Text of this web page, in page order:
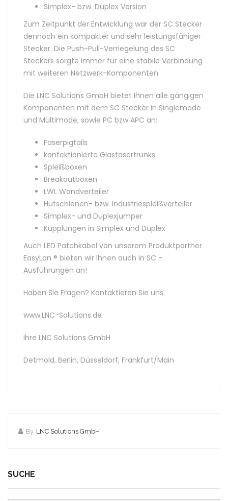
Simplex- bzw. Duplex Version
Zum Zeitpunkt der Entwicklung war der SC Stecker
dennoch ein kompakter und sehr leistungsfähiger
Stecker. Die Push-Pull-Verriegelung des SC
Steckers sorgte immer für eine stabile Verbindung
mit weiteren Netzwerk-Komponenten.
Die LNC Solutions GmbH bietet Ihnen alle gängigen
Komponenten mit dem SC Stecker in Singlemode
und Multimode, sowie PC bzw APC an:
Faserpigtails
konfektionierte Glasfasertrunks
Spleißboxen
Breakoutboxen
LWL Wandverteiler
Hutschienen- bzw. Industriespleißverteiler
Simplex- und Duplexjumper
Kupplungen in Simplex und Duplex
Auch LED Patchkabel von unserem Produktpartner
EasyLan ® bieten wir Ihnen auch in SC –
Ausführungen an!
Haben Sie Fragen? Kontaktieren Sie uns.
www.LNC-Solutions.de
Ihre LNC Solutions GmbH
Detmold, Berlin, Düsseldorf, Frankfurt/Main
By LNC Solutions GmbH
SUCHE